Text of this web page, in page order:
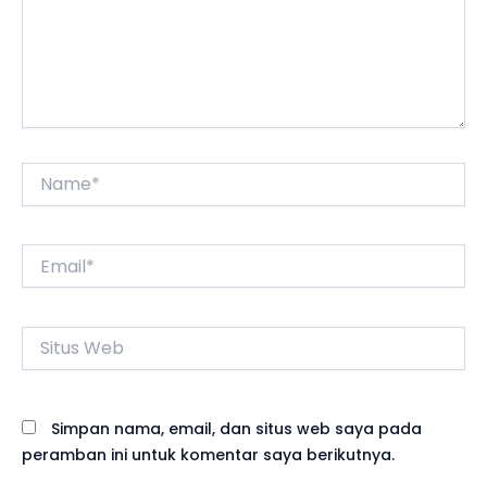
Situs
Web
Simpan nama, email, dan situs web saya pada
peramban ini untuk komentar saya berikutnya.